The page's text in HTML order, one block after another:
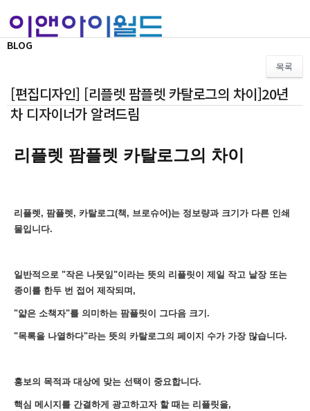
BLOG
목록
[편집디자인] [리플렛 팜플렛 카탈로그의 차이]20년
차 디자이너가 알려드림
리플렛 팜플렛 카탈로그의 차이
리플렛, 팜플렛, 카탈로그(책, 브로슈어)는 정보량과 크기가 다른 인쇄
물입니다.
일반적으로 "작은 나뭇잎"이라는 뜻의 리플릿이 제일 작고 낱장 또는
종이를 한두 번 접어 제작되며,
"얇은 소책자"를 의미하는 팜플릿이 그다음 크기.
"목록을 나열하다"라는 뜻의 카탈로그의 페이지 수가 가장 많습니다.
홍보의 목적과 대상에 맞는 선택이 중요합니다.
핵심 메시지를 간결하게 광고하고자 할 때는 리플릿을,